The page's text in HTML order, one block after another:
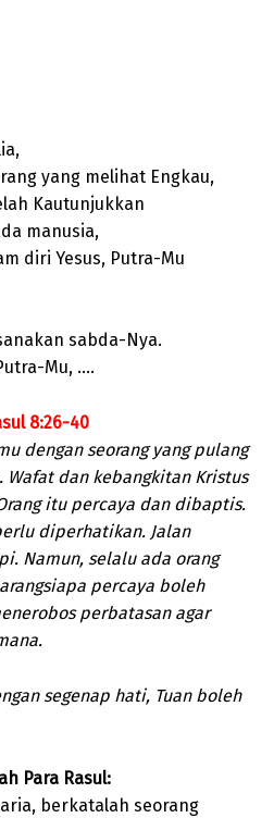
yang melihat Engkau,
Kautunjukkan
manusia,
diri Yesus, Putra-Mu
sabda-Nya.
Mu, ….
8:26-40
dengan seorang yang pulang
Wafat dan kebangkitan Kristus
itu percaya dan dibaptis.
diperhatikan. Jalan
Namun, selalu ada orang
percaya boleh
perbatasan agar
segenap hati, Tuan boleh
Para Rasul:
berkatalah seorang